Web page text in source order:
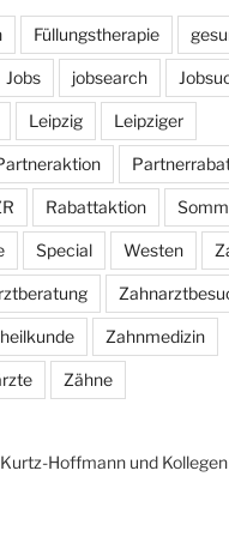
Füllungstherapie
Jobs jobsearch
Leipzig Leipziger
Rabattaktion
Special Westen
Zahnmedizin
Zähne
Hoffmann und Kollegen